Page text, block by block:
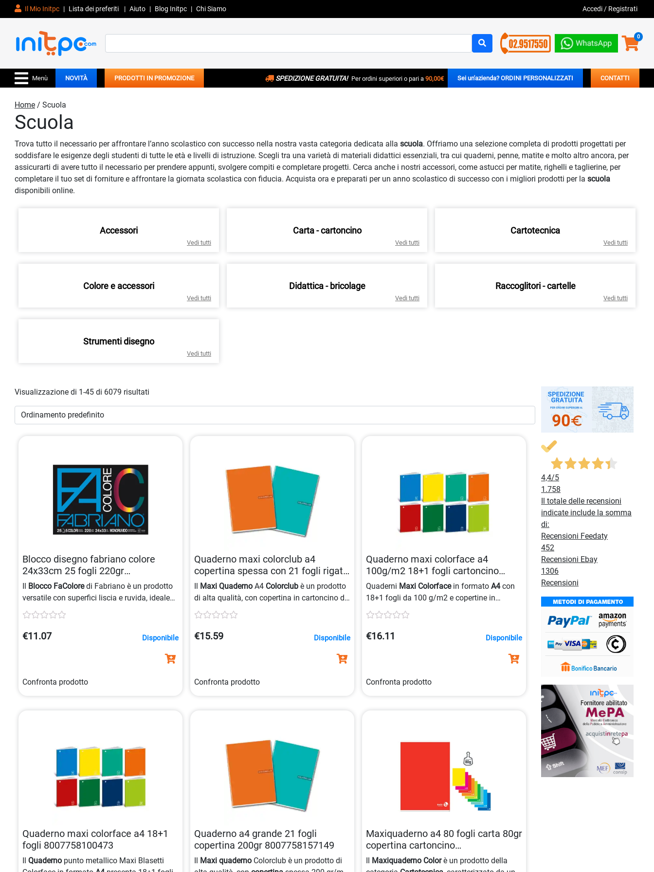
Il Mio Initpc | Lista dei preferiti | Aiuto | Blog Initpc | Chi Siamo Accedi / Registrati
for:
0
Menù NOVITÀ PRODOTTI IN PROMOZIONE SPEDIZIONE GRATUITA! Per ordini superiori o pari a 90,00€ Sei un'azienda? ORDINI PERSONALIZZATI CONTATTI
Home / Scuola
Scuola
Trova tutto il necessario per affrontare l’anno scolastico con successo nella nostra vasta categoria dedicata alla scuola. Offriamo una selezione completa di prodotti progettati per
soddisfare le esigenze degli studenti di tutte le età e livelli di istruzione. Scegli tra una varietà di materiali didattici essenziali, tra cui quaderni, penne, matite e molto altro ancora, per
assicurarti di avere tutto il necessario per prendere appunti, svolgere compiti e completare progetti. Cerca anche i nostri accessori, come astucci per matite, righelli e taglierine, per
completare il tuo set di forniture e affrontare la giornata scolastica con fiducia. Acquista ora e preparati per un anno scolastico di successo con i migliori prodotti per la scuola
disponibili online.
Accessori
Vedi tutti
Carta - cartoncino
Vedi tutti
Cartotecnica
Vedi tutti
Colore e accessori
Vedi tutti
Didattica - bricolage
Vedi tutti
Raccoglitori - cartelle
Vedi tutti
Strumenti disegno
Vedi tutti
Visualizzazione di 1-45 di 6079 risultati
Blocco disegno fabriano colore
24x33cm 25 fogli 220gr
8001348161431
Il Blocco FaColoredi Fabriano è un prodotto
versatile con superfici liscia e ruvida, ideale
per applicazioni creative. Disponibile in 5
colori : giallo, rosso, verde, blu e nero, in
formato
e grammatura
€11.07 Disponibile
Confronta prodotto
Quaderno maxi colorclub a4
copertina spessa con 21 fogli rigati
8007758157095
Il Maxi Quaderno A4 Colorclub è un prodotto
di alta qualità, con copertina in cartoncino da
200 gr/mq e composto da 21 fogli in carta da
80 gr/mq con righe.
€15.59 Disponibile
Confronta prodotto
Quaderno maxi colorface a4
100g/m2 18+1 fogli cartoncino
240gr 8007758100442
Quaderni Maxi Colorfacein formatoA4con
18+1 fogli da 100 g/m2 e copertine in
cartoncino da 240 grammi. Prodotto con
energia solare, certificato Federottica e
rigatura di 5 mm.
€16.11 Disponibile
Confronta prodotto
Quaderno maxi colorface a4 18+1
fogli 8007758100473
Il Quaderno punto metallico Maxi Blasetti
Quaderno a4 grande 21 fogli
copertina 200gr 8007758157149
Il Maxi quaderno Colorclub è un prodotto di
Maxiquaderno a4 80 fogli carta 80gr
copertina cartoncino
8008234107078
Il Maxiquaderno Colorè un prodotto della
4,4/5
1.758
Il totale delle recensioni
indicate include la somma
di:
Recensioni Feedaty
452
Recensioni Ebay
1306
Recensioni